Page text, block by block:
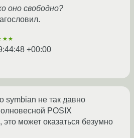
оно свободно?
+00:00
symbian не так давно
POSIX
это может оказаться безумно